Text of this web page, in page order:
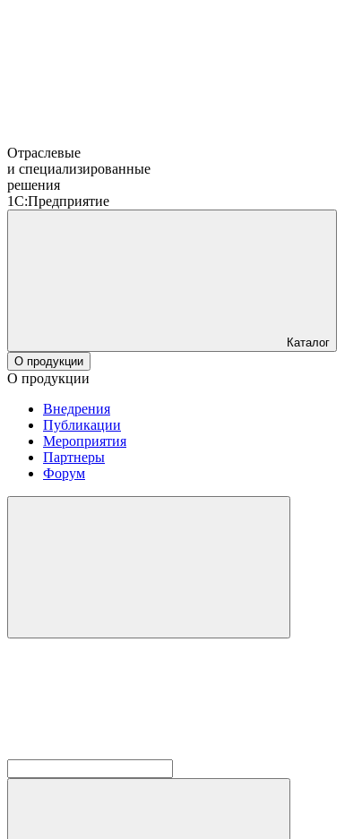
Отраслевые
и специализированные
решения
1С:Предприятие
Каталог
О продукции
О продукции
Внедрения
Публикации
Мероприятия
Партнеры
Форум